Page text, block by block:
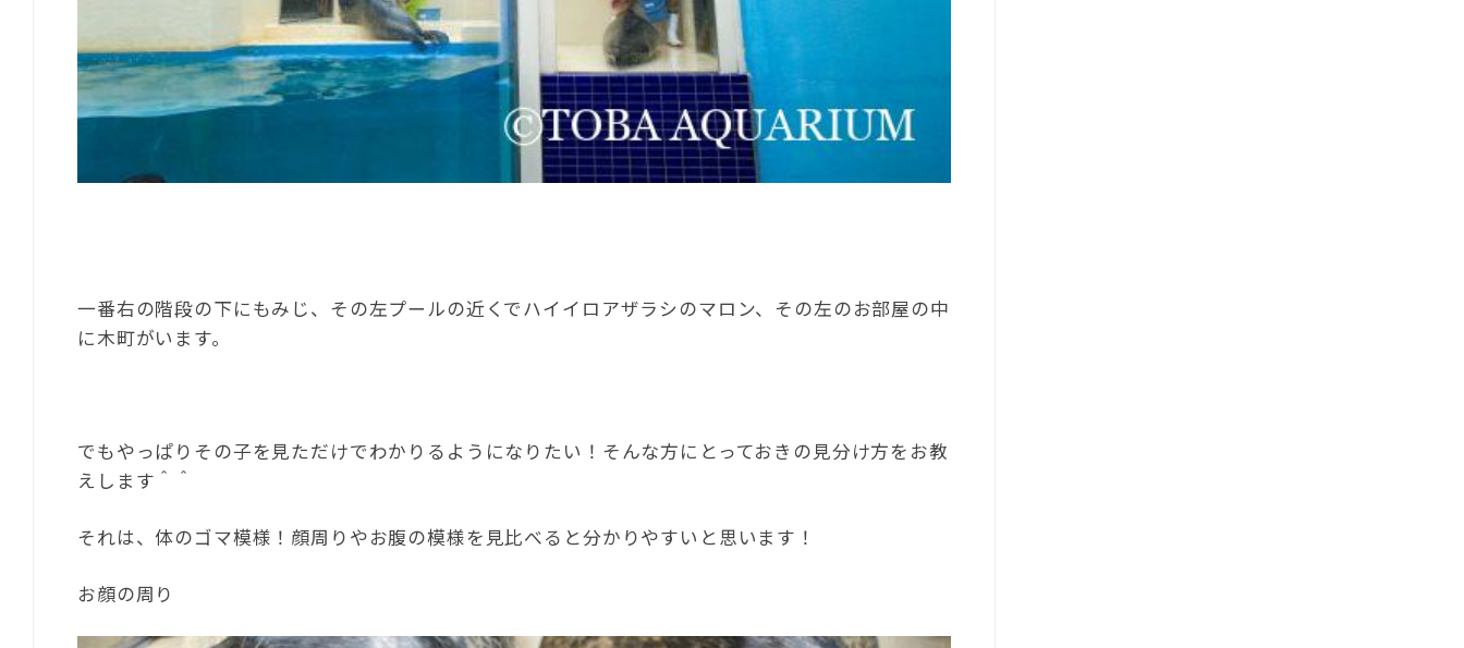
一番右の階段の下にもみじ、その左プールの近くでハイイロアザラシのマロン、その左のお部屋の中
に木町がいます。
でもやっぱりその子を見ただけでわかりるようになりたい！そんな方にとっておきの見分け方をお教
えします＾＾
それは、体のゴマ模様！顔周りやお腹の模様を見比べると分かりやすいと思います！
お顔の周り